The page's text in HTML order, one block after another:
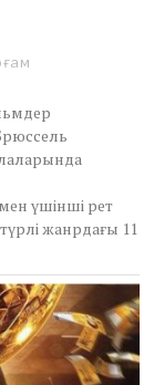
үшінші рет
жанрдағы 11